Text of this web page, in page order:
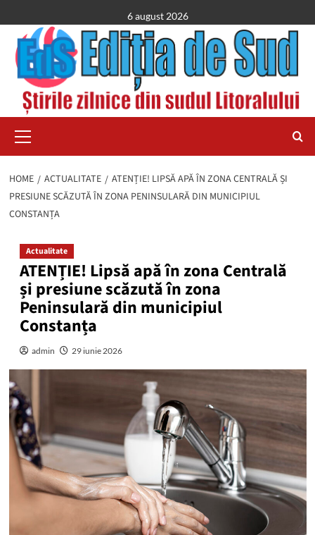
to
content
6 august 2026
Menu
HOME ACTUALITATE
ATENȚIE! LIPSĂ APĂ ÎN ZONA CENTRALĂ ȘI
PRESIUNE SCĂZUTĂ ÎN ZONA PENINSULARĂ DIN MUNICIPIUL
CONSTANȚA
Actualitate
ATENȚIE! Lipsă apă în zona Centrală
și presiune scăzută în zona
Peninsulară din municipiul
Constanța
admin 29 iunie 2026